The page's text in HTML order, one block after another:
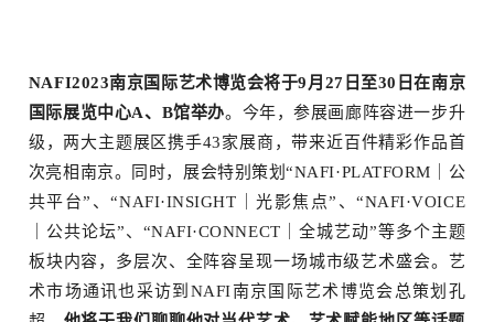
菜单
NAFI2023南京国际艺术博览会将于9月27日至30日在南京
国际展览中心A、B馆举办。 今年，参展画廊阵容进一步升
级，两大主题展区携手43家展商，带来近百件精彩作品首
次亮相南京。同时，展会特别策划“NAFI·PLATFORM｜公
共平台” 、“NAFI·INSIGHT｜光影焦点” 、“NAFI·VOICE
｜公共论坛”、 “NAFI·CONNECT｜全城艺动”等多个主题
板块内容，多层次、全阵容呈现一场城市级艺术盛会。 艺
术市场通讯也采访到NAFI南京国际艺术博览会总策划孔